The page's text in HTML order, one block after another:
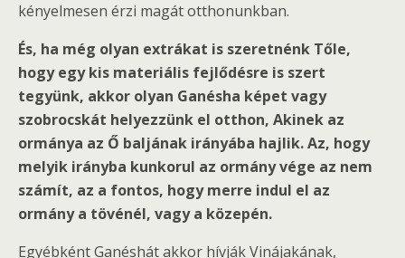
kényelmesen érzi magát otthonunkban.
És, ha még olyan extrákat is szeretnénk Tőle,
hogy egy kis materiális fejlődésre is szert
tegyünk, akkor olyan Ganésha képet vagy
szobrocskát helyezzünk el otthon, Akinek az
ormánya az Ő baljának irányába hajlik. Az, hogy
melyik irányba kunkorul az ormány vége az nem
számít, az a fontos, hogy merre indul el az
ormány a tövénél, vagy a közepén.
Egyébként Ganéshát akkor hívják Vinájakának,